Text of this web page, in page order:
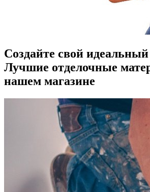
Создайте свой
Лучшие отделочные
нашем магазине